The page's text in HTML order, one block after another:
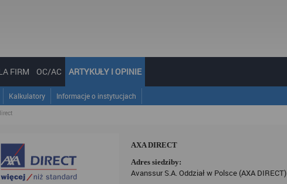
FIRM OC/AC ARTYKUŁY I OPINIE
Kalkulatory Informacje o instytucjach
AXA DIRECT
Adres siedziby:
Avanssur S.A. Oddział w Polsce (AXA DIRECT)